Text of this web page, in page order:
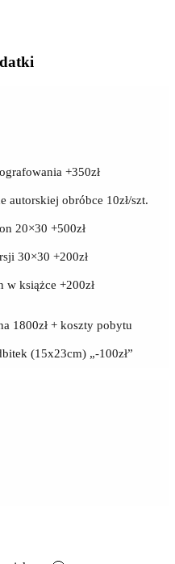
+350zł
autorskiej obróbce 10zł/szt.
20×30 +500zł
30×30 +200zł
w książce +200zł
1800zł + koszty pobytu
(15x23cm) „-100zł”